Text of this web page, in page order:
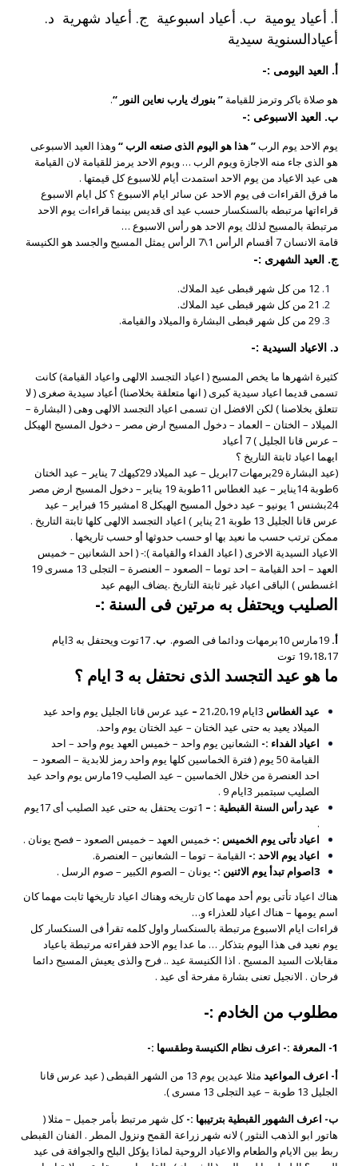
أ. أعياد يومية ب. أعياد اسبوعية ج. أعياد شهرية د.
أعيادالسنوية سيدية
أ. العيد اليومى :-
هو صلاة باكر وترمز للقيامة ” بنورك يارب نعاين النور “.
ب. العيد الاسبوعى :-
يوم الاحد يوم الرب” هذا هو اليوم الذى صنعه الرب “وهذا العيد الاسبوعى
هو الذى جاء منه الاجازة ويوم الرب … ويوم الاحد يرمز للقيامة لان القيامة
هى عيد الاعياد من يوم الاحد استمدت أيام للاسبوع كل قيمتها .
ما فرق القراءات فى يوم الاحد عن سائر ايام الاسبوع ؟ كل ايام الاسبوع
قراءاتها مرتبطه بالسنكسار حسب عيد اى قديس بينما قراءات يوم الاحد
مرتبطة بالمسيح لذلك يوم الاحد هو رأس الاسبوع …
قامة الانسان 7 أقسام الرأس 1\7 الرأس يمثل المسيح والجسد هو الكنيسة
ج. العيد الشهرى :-
12 من كل شهر قبطى عيد الملاك.
21 من كل شهر قبطى عيد الملاك.
29 من كل شهر قبطى البشارة والميلاد والقيامة.
د. الاعياد السيدية :-
كثيرة اشهرها ما يخص المسيح ( اعياد التجسد الالهى واعياد القيامة) كانت
تسمى قديما اعياد سيدية كبرى ( انها متعلقة بخلاصنا) أعياد سيدية صغرى ( لا
تتعلق بخلاصنا ) لكن الافضل ان تسمى اعياد التجسد الالهى وهى ( البشارة –
الميلاد – الختان – العماد – دخول المسيح ارض مصر – دخول المسيح الهيكل
– عرس قانا الجليل ) 7 أعياد
ايهما اعياد ثابتة التاريخ ؟
(عيد البشارة 29برمهات 7ابريل – عيد الميلاد 29كيهك 7 يناير – عيد الختان
6طوبة 14يناير – عيد الغطاس 11طوبة 19 يناير – دخول المسيح ارض مصر
24بشنس 1 يونيو – عيد دخول المسيح الهيكل 8 امشير 15 فبراير – عيد
عرس قانا الجليل 13 طوبة 21 يناير ) اعياد التجسد الالهى كلها ثابتة التاريخ .
ممكن ترتب حسب ما نعيد بها او حسب حدوثها أو حسب تاريخها .
الاعياد السيدية الاخرى ( اعياد الفداء والقيامة ):- ( احد الشعانين – خميس
العهد – احد القيامة – احد توما – الصعود – العنصرة – التجلى 13 مسرى 19
اغسطس ) الباقى اعياد غير ثابتة التاريخ .يضاف اليهم عيد
الصليب ويحتفل به مرتين فى السنة :-
أ. ب.
17توت ويحتفل به 3ايام
19،18،17 توت
ما هو عيد التجسد الذى نحتفل به 3 ايام ؟
عيد الغطاس – عيد عرس قانا الجليل يوم واحد عيد
الميلاد يعيد به حتى عيد الختان – عيد الختان يوم واحد.
اعياد الفداء :- الشعانين يوم واحد – خميس العهد يوم واحد – احد
القيامة 50 يوم ( فترة الخماسين كلها يوم واحد رمز للابدية – الصعود –
احد العنصرة من خلال الخماسين – عيد الصليب 19مارس يوم واحد عيد
الصليب سبتمبر 3ايام 9 .
عيد رأس السنة القبطية : –
1توت يحتفل به حتى عيد الصليب أى 17يوم
.
اعياد تأتى يوم الخميس :- خميس العهد – خميس الصعود – فصح يونان .
اعياد يوم الاحد :- القيامة – توما – الشعانين – العنصرة.
3اصوام تبدأ يوم الاثنين :-
يونان – الصوم الكبير – صوم الرسل .
هناك اعياد تأتى يوم أحد مهما كان تاريخه وهناك اعياد تاريخها ثابت مهما كان
اسم يومها – هناك اعياد للعذراء و…
قراءات ايام الاسبوع مرتبطة بالسنكسار واول كلمه تقرأ فى السنكسار كل
يوم نعيد فى هذا اليوم بتذكار … ما عدا يوم الاحد فقراءته مرتبطة باعياد
مقابلات السيد المسيح . اذا الكنيسة عيد .. فرح والذى يعيش المسيح دائما
فرحان . الانجيل تعنى بشارة مفرحة أى عيد .
مطلوب من الخادم :-
1- المعرفة :- اعرف نظام الكنيسة وطقسها :-
أ‌- اعرف المواعيد
مثلا عيدين يوم 13 من الشهر القبطى ( عيد عرس قانا
الجليل 13 طوبة – عيد التجلى 13 مسرى ).
ب‌- اعرف الشهور القبطية بترتيبها :-كل شهر مرتبط بأمر جميل – مثلا (
هاتور ابو الذهب النثور ) لانه شهر زراعة القمح ونزول المطر . الفنان القبطى
ربط بين الايام والطعام والاعياد الروحية لماذا يؤكل البلح والجوافة فى عيد